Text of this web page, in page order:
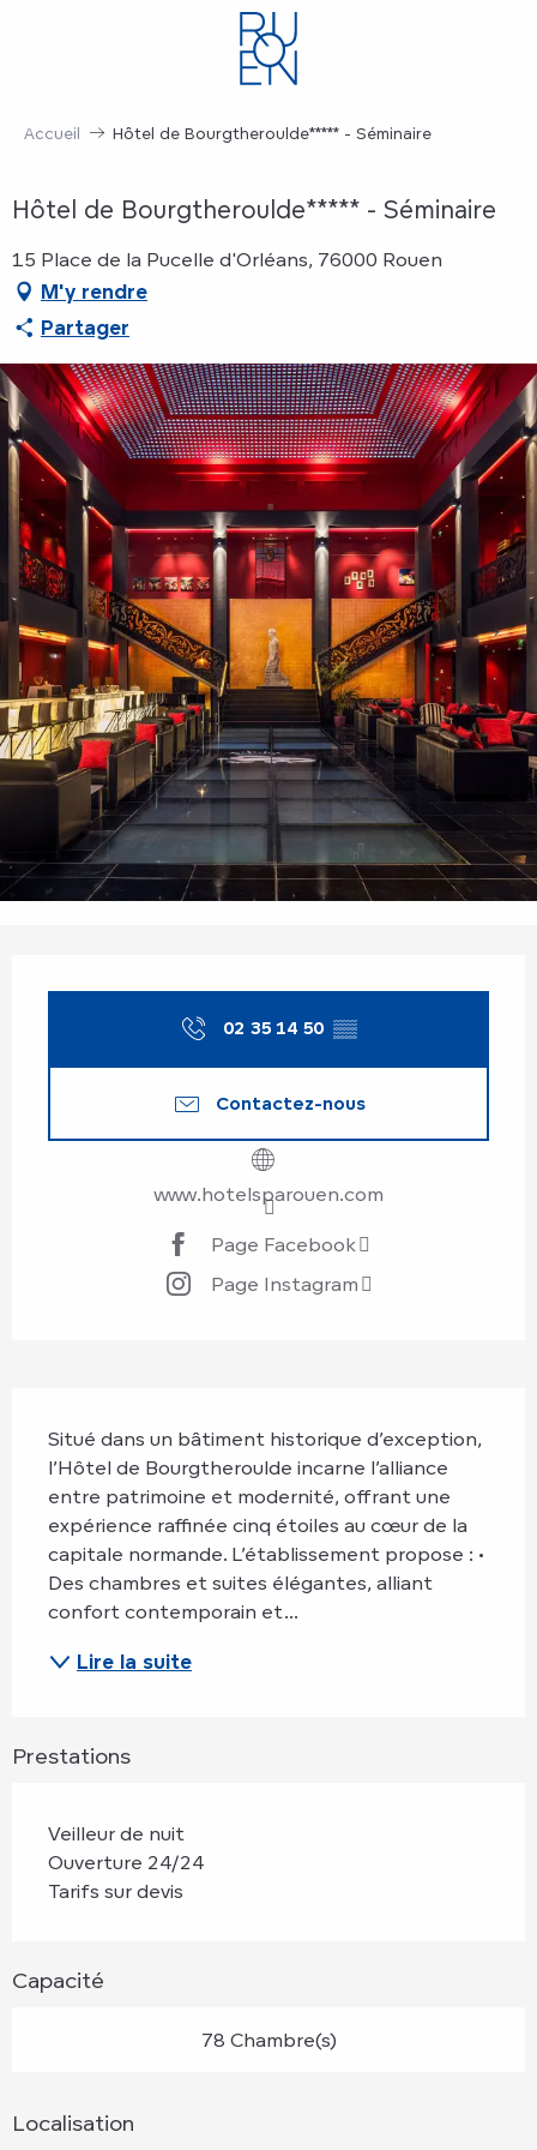
Accueil Hôtel de Bourgtheroulde***** - Séminaire
Hôtel de Bourgtheroulde***** - Séminaire
15 Place de la Pucelle d'Orléans, 76000 Rouen
M'y rendre
Partager
02 35 14 50 ▒▒
Contactez-nous
www.hotelsparouen.com
Page Facebook
Page Instagram
Situé dans un bâtiment historique d’exception,
l’Hôtel de Bourgtheroulde incarne l’alliance
entre patrimoine et modernité, offrant une
expérience raffinée cinq étoiles au cœur de la
capitale normande. L’établissement propose : •
Des chambres et suites élégantes, alliant
confort contemporain et...
Lire la suite
Prestations
Veilleur de nuit
Ouverture 24/24
Tarifs sur devis
Capacité
78 Chambre(s)
Localisation